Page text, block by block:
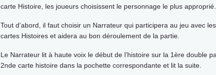
carte Histoire, les joueurs choisissent le personnage le plus approprié.
Tout d’abord, il faut choisir un Narrateur qui participera au jeu avec
cartes Histoires et aidera au bon déroulement de la partie.
Le Narrateur lit à haute voix le début de l’histoire sur la 1ère double
2nde carte histoire dans la pochette correspondante et lit la suite.